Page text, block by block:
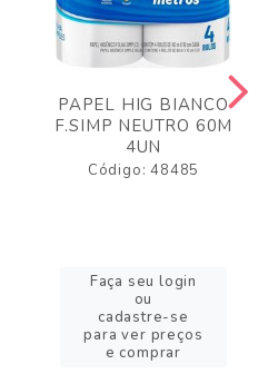
PAPEL HIG BIANCO
F.SIMP NEUTRO 60M
4UN
Código: 48485
Faça seu login
ou
cadastre-se
para ver preços
e comprar